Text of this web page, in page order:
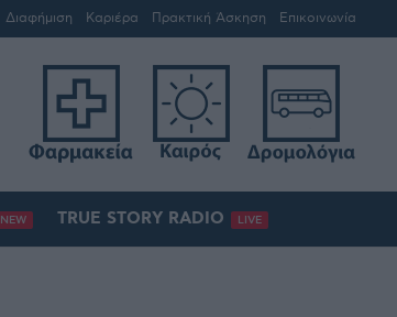
Διαφήμιση Καριέρα Πρακτική Άσκηση Επικοινωνία
NEW TRUE STORY RADIO LIVE